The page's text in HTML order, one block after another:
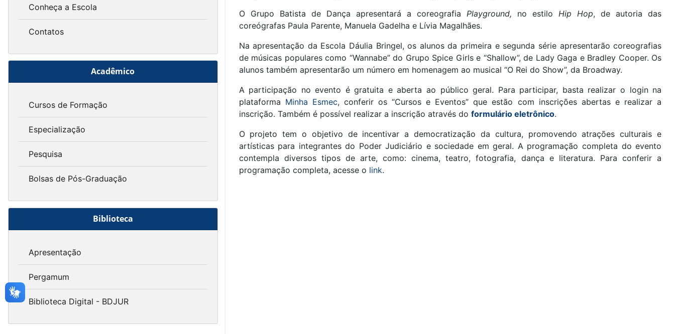
Conheça a Escola
Contatos
Acadêmico
Cursos de Formação
Especialização
Pesquisa
Bolsas de Pós-Graduação
Biblioteca
Apresentação
Pergamum
Biblioteca Digital - BDJUR
O Grupo Batista de Dança apresentará a coreografia Playground, no estilo Hip Hop, de autoria das
coreógrafas Paula Parente, Manuela Gadelha e Lívia Magalhães.
Na apresentação da Escola Dáulia Bringel, os alunos da primeira e segunda série apresentarão coreografias
de músicas populares como “Wannabe” do Grupo Spice Girls e “Shallow”, de Lady Gaga e Bradley Cooper. Os
alunos também apresentarão um número em homenagem ao musical “O Rei do Show”, da Broadway.
A participação no evento é gratuita e aberta ao público geral. Para participar, basta realizar o login na
plataforma Minha Esmec, conferir os “Cursos e Eventos” que estão com inscrições abertas e realizar a
inscrição. Também é possível realizar a inscrição através do formulário eletrônico.
O projeto tem o objetivo de incentivar a democratização da cultura, promovendo atrações culturais e
artísticas para integrantes do Poder Judiciário e sociedade em geral. A programação completa do evento
contempla diversos tipos de arte, como: cinema, teatro, fotografia, dança e literatura. Para conferir a
programação completa, acesse o link.